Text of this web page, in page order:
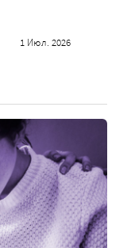
1 Июл. 2026